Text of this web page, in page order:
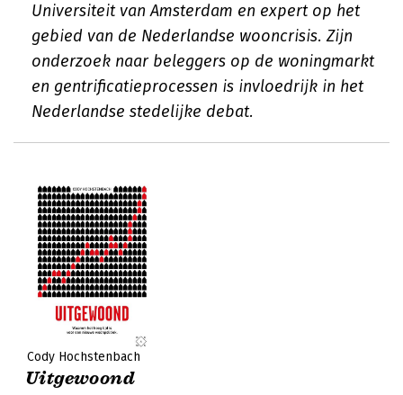
Universiteit van Amsterdam en expert op het
gebied van de Nederlandse wooncrisis. Zijn
onderzoek naar beleggers op de woningmarkt
en gentrificatieprocessen is invloedrijk in het
Nederlandse stedelijke debat.
Cody Hochstenbach
Uitgewoond